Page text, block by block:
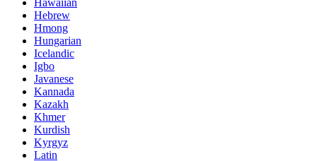
Hebrew
Hmong
Hungarian
Icelandic
Igbo
Javanese
Kannada
Kazakh
Khmer
Kurdish
Kyrgyz
Latin